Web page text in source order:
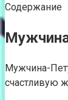
Содержание
Мужчина-
счастливую